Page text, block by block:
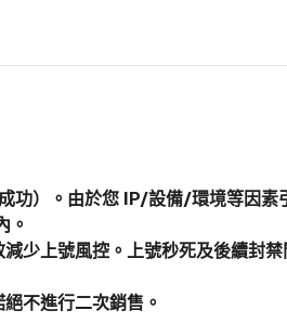
）。由於您 IP/設備/環境等因素
。
少上號風控。上號秒死及後續封
不進行二次銷售。